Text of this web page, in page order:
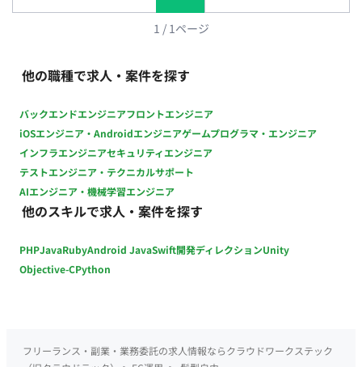
1 / 1ページ
他の職種で求人・案件を探す
バックエンドエンジニアフロントエンジニア
iOSエンジニア・Androidエンジニアゲームプログラマ・エンジニア
インフラエンジニアセキュリティエンジニア
テストエンジニア・テクニカルサポート
AIエンジニア・機械学習エンジニア
他のスキルで求人・案件を探す
PHPJavaRubyAndroid JavaSwift開発ディレクションUnity
Objective-CPython
フリーランス・副業・業務委託の求人情報ならクラウドワークステック